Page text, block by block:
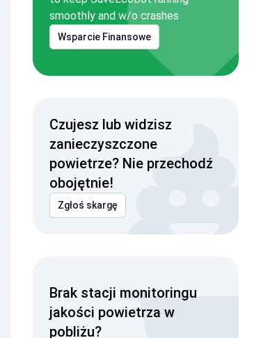
smoothly and w/o crashes
Wsparcie Finansowe
Czujesz lub widzisz
zanieczyszczone
powietrze? Nie przechodź
obojętnie!
Zgłoś skargę
Brak stacji monitoringu
jakości powietrza w
pobliżu?